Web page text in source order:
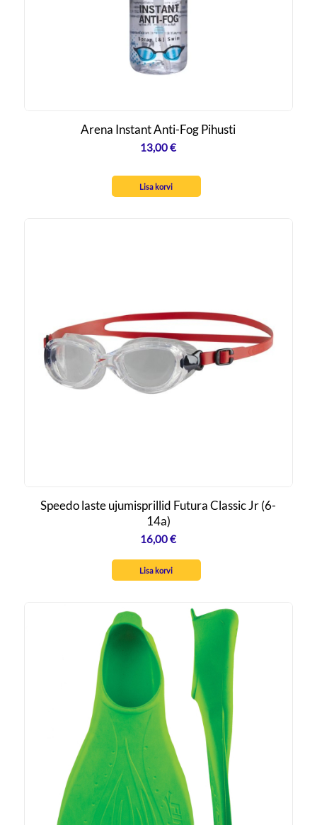
Arena Instant Anti-Fog Pihusti
13,00€
Lisa korvi
Speedo laste ujumisprillid Futura Classic Jr (6-
14a)
16,00€
Lisa korvi